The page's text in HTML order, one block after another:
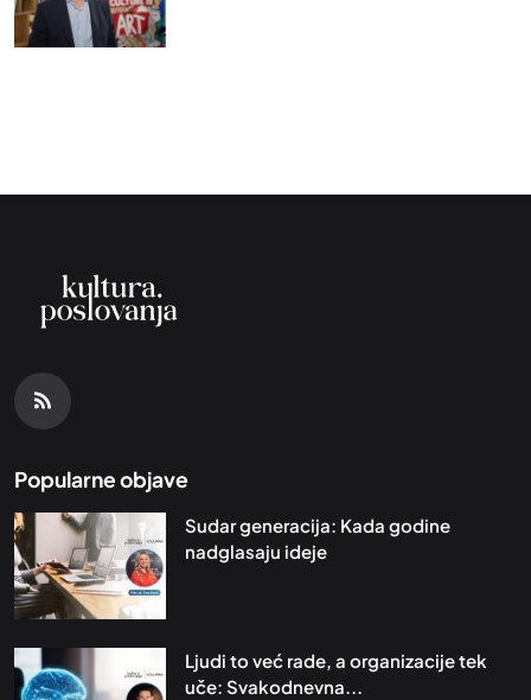
Popularne objave
Sudar generacija: Kada godine
nadglasaju ideje
Ljudi to već rade, a organizacije tek
uče: Svakodnevna...